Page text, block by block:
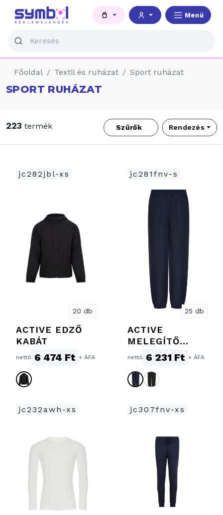
Menü
Főoldal Textil és ruházat Sport ruházat
SPORT RUHÁZAT
223 termék Szűrők Rendezés
jc282jbl-xs
20 db
ACTIVE EDZŐ
KABÁT
nettó 6 474 Ft + ÁFA
jc281fnv-s
25 db
ACTIVE
MELEGÍTŐ
NADRÁG
nettó 6 231 Ft + ÁFA
jc232awh-xs jc307fnv-xs